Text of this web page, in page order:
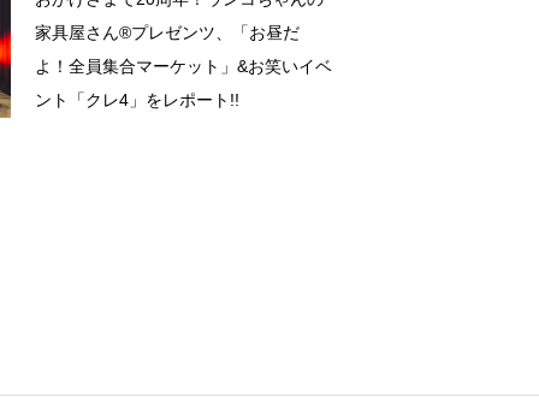
家具屋さん®️プレゼンツ、「お昼だ
よ！全員集合マーケット」&お笑いイベ
ント「クレ4」をレポート!!